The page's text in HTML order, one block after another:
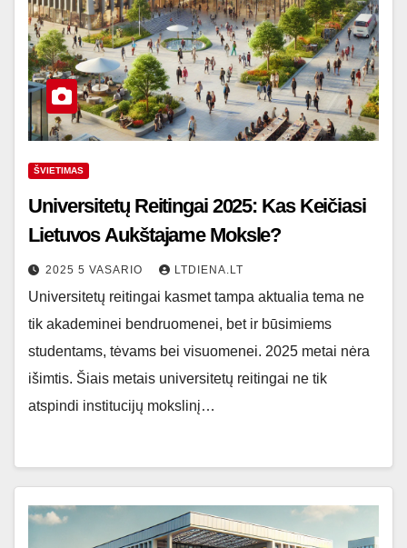
ŠVIETIMAS
Universitetų Reitingai 2025: Kas Keičiasi
Lietuvos Aukštajame Moksle?
2025 5 VASARIO LTDIENA.LT
Universitetų reitingai kasmet tampa aktualia tema ne
tik akademinei bendruomenei, bet ir būsimiems
studentams, tėvams bei visuomenei. 2025 metai nėra
išimtis. Šiais metais universitetų reitingai ne tik
atspindi institucijų mokslinį…